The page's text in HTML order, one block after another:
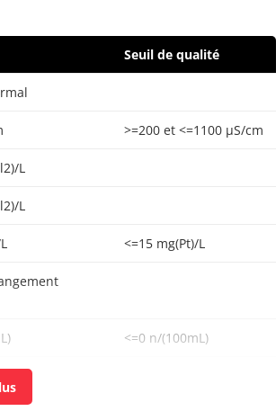
Seuil de qualité
>=200 et <=1100 µS/cm
L
L
<=15 mg(Pt)/L
<=0 n/(100mL)